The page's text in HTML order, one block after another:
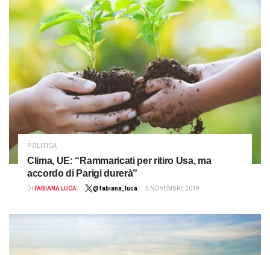
POLITICA
Clima, UE: “Rammaricati per ritiro Usa, ma
accordo di Parigi durerà”
DI FABIANA LUCA @fabiana_luca 5 NOVEMBRE 2019